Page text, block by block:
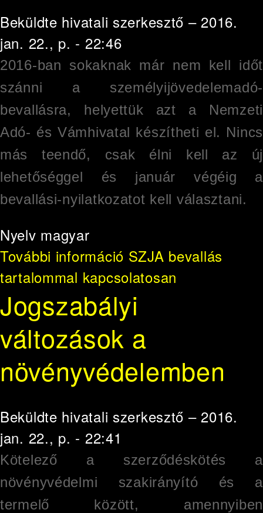
Beküldte hivatali szerkesztő – 2016.
jan. 22., p. - 22:46
2016-ban sokaknak már nem kell időt
szánni a személyijövedelemadó-
bevallásra, helyettük azt a Nemzeti
Adó- és Vámhivatal készítheti el. Nincs
más teendő, csak élni kell az új
lehetőséggel és január végéig a
bevallási-nyilatkozatot kell választani.
Nyelv magyar
További információ SZJA bevallás
tartalommal kapcsolatosan
Jogszabályi
változások a
növényvédelemben
Beküldte hivatali szerkesztő – 2016.
jan. 22., p. - 22:41
Kötelező a szerződéskötés a
növényvédelmi szakirányító és a
termelő között, amennyiben